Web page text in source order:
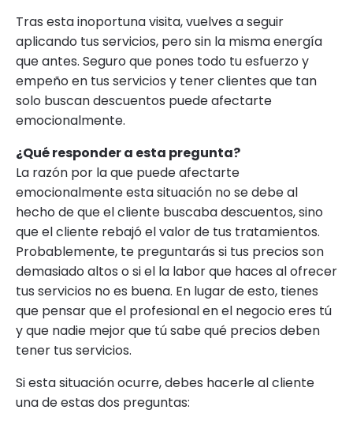
Tras esta inoportuna visita, vuelves a seguir
aplicando tus servicios, pero sin la misma energía
que antes. Seguro que pones todo tu esfuerzo y
empeño en tus servicios y tener clientes que tan
solo buscan descuentos puede afectarte
emocionalmente.
¿Qué responder a esta pregunta?
La razón por la que puede afectarte
emocionalmente esta situación no se debe al
hecho de que el cliente buscaba descuentos, sino
que el cliente rebajó el valor de tus tratamientos.
Probablemente, te preguntarás si tus precios son
demasiado altos o si el la labor que haces al ofrecer
tus servicios no es buena. En lugar de esto, tienes
que pensar que el profesional en el negocio eres tú
y que nadie mejor que tú sabe qué precios deben
tener tus servicios.
Si esta situación ocurre, debes hacerle al cliente
una de estas dos preguntas: